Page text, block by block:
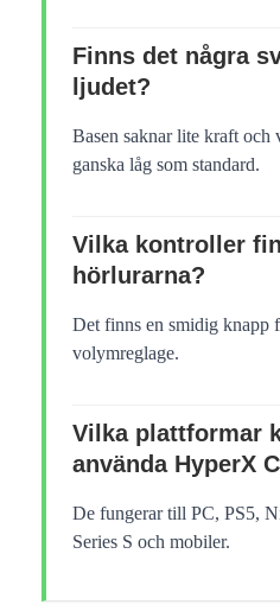
Finns det några
ljudet?
Basen saknar lite kraft och
ganska låg som standard.
Vilka kontroller
hörlurarna?
Det finns en smidig knapp
volymreglage.
Vilka plattformar
använda HyperX
De fungerar till PC, PS5,
Series S och mobiler.